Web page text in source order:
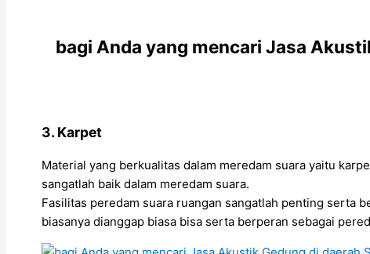
bagi Anda yang mencari Jasa
3. Karpet
Material yang berkualitas dalam meredam suara yaitu
sangatlah baik dalam meredam suara.
Fasilitas peredam suara ruangan sangatlah penting serta
biasanya dianggap biasa bisa serta berperan sebagai